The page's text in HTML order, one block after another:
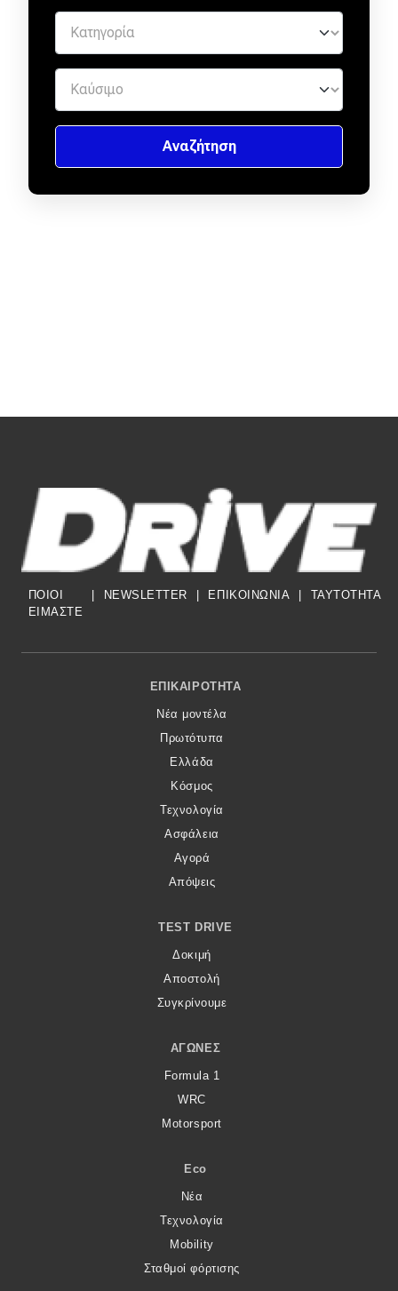
ΠΟΙΟΙ
ΕΙΜΑΣΤΕ
NEWSLETTER ΕΠΙΚΟΙΝΩΝΙΑ TAYTOTHTA
Footer Menu
ΕΠΙΚΑΙΡΌΤΗΤΑ
Νέα μοντέλα
Πρωτότυπα
Ελλάδα
Κόσμος
Τεχνολογία
Ασφάλεια
Αγορά
Απόψεις
TEST DRIVE
Δοκιμή
Αποστολή
Συγκρίνουμε
ΑΓΏΝΕΣ
Formula 1
WRC
Motorsport
Eco
Νέα
Τεχνολογία
Mobility
Σταθμοί φόρτισης